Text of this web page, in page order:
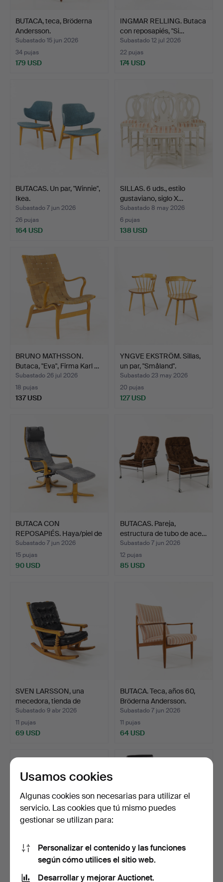
BUTACA, teca, Bröderna
Andersson.
Subastado 15 jun 2026
34 pujas
179 USD
INGMAR RELLING. Butaca
con reposapiés, "Si…
Subastado 12 jul 2026
22 pujas
174 USD
BUTACAS. Un par, "Winnie",
Ikea.
Subastado 7 jun 2026
26 pujas
164 USD
SILLAS. 6 uds., estilo
gustaviano, siglo X…
Subastado 8 may 2026
6 pujas
138 USD
BRUNO MATHSSON.
Butaca, "Eva", Firma Karl …
Subastado 26 jul 2026
18 pujas
137 USD
YNGVE EKSTRÖM. Sillas,
un par, "Småland".
Subastado 23 may 2026
20 pujas
127 USD
BUTACA CON
REPOSAPIÉS. Haya/piel de
oveja,…
Subastado 7 jun 2026
15 pujas
90 USD
BUTACAS. Pareja,
estructura de tubo de ace…
Subastado 7 jun 2026
12 pujas
85 USD
SVEN LARSSON, una
mecedora, tienda de
mueb…
Subastado 9 abr 2026
11 pujas
69 USD
BUTACA. Teca, años 60,
Bröderna Andersson.
Subastado 7 jun 2026
11 pujas
64 USD
YNGVE EKSTRÖM. Sillón,
Subastado 8 may 2026
BUTACA CON
Bolia.
Subastado 14 jul 2026
Usamos cookies
Algunas cookies son necesarias para utilizar el
servicio. Las cookies que tú mismo puedes
gestionar se utilizan para:
Personalizar el contenido y las funciones
según cómo utilices el sitio web.
Desarrollar y mejorar Auctionet.